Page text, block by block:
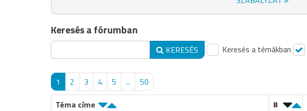
Keresés a fórumban
KERESÉS Keresés a témákban
1 2 3 4 5 ... 50
Téma címe
#